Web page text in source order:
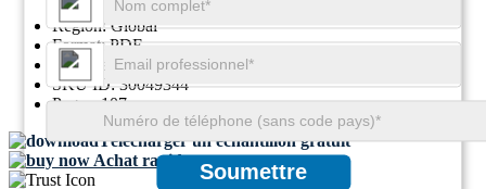
Région:Global
Format:PDF
ID du rapport: GGI100045
SKU ID:30049344
Pages:107
Télécharger un échantillon gratuit
Achat rapide Soumettre